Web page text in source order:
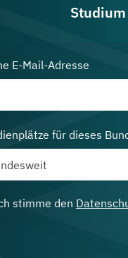
E-Mail-Adresse
für dieses
stimme den